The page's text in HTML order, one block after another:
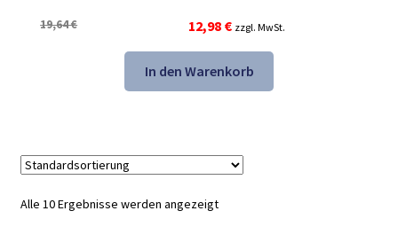
19,64€
Ursprünglicher
Preis
war:
19,64 €
12,98 €Aktueller
Preis
ist:
12,98 €.
zzgl. MwSt.
In den Warenkorb
Alle 10 Ergebnisse werden angezeigt